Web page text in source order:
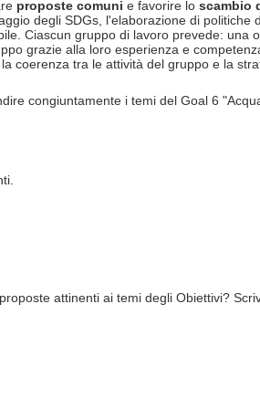
proposte comuni e favorire lo scambio
degli SDGs, l'elaborazione di politiche
Ciascun gruppo di lavoro prevede: una o
grazie alla loro esperienza e
coerenza tra le attività del gruppo e la
congiuntamente i temi del Goal 6
attinenti ai temi degli Obiettivi?